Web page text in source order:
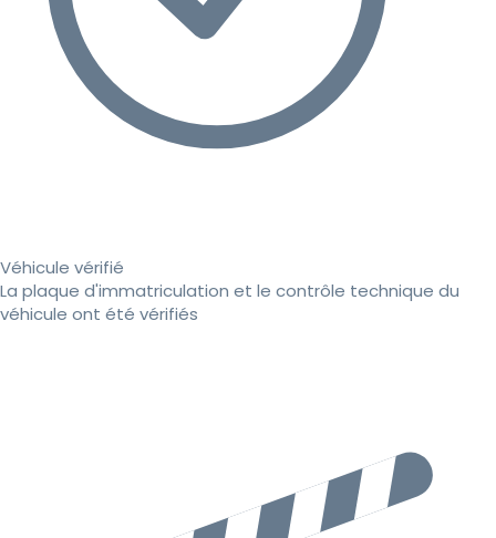
Véhicule vérifié
La plaque d'immatriculation et le contrôle technique du
véhicule ont été vérifiés